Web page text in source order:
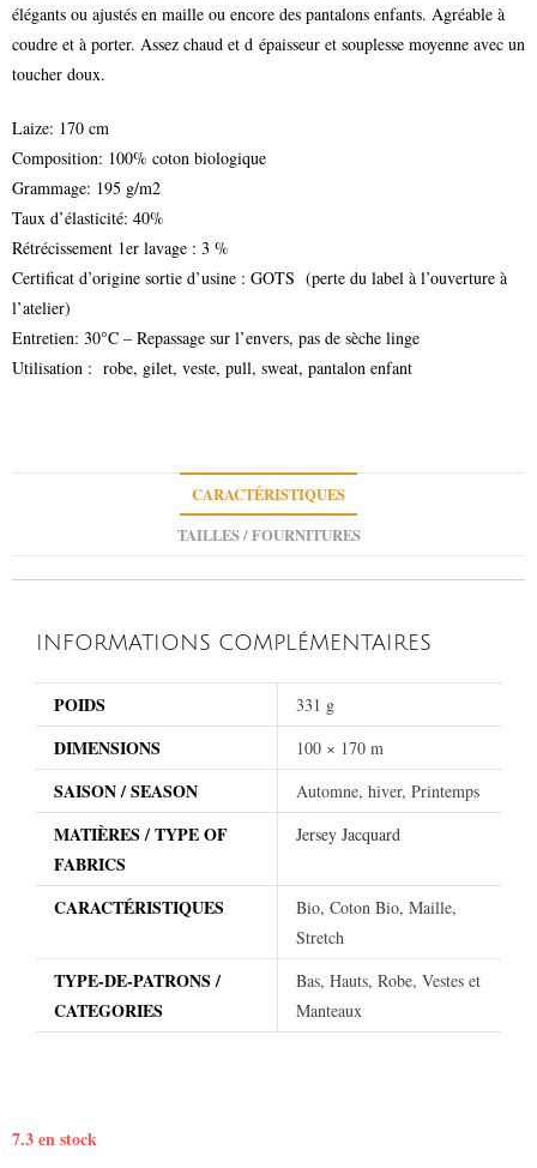
élégants ou ajustés en maille ou encore des pantalons enfants. Agréable à
coudre et à porter. Assez chaud et d épaisseur et souplesse moyenne avec un
toucher doux.
Laize: 170 cm
Composition: 100% coton biologique
Grammage: 195 g/m2
Taux d’élasticité: 40%
Rétrécissement 1er lavage : 3 %
Certificat d’origine sortie d’usine : GOTS (perte du label à l’ouverture à
l’atelier)
Entretien: 30°C – Repassage sur l’envers, pas de sèche linge
Utilisation : robe, gilet, veste, pull, sweat, pantalon enfant
CARACTÉRISTIQUES
TAILLES / FOURNITURES
INFORMATIONS COMPLÉMENTAIRES
POIDS 331 g
DIMENSIONS 100 × 170 m
SAISON / SEASON Automne, hiver, Printemps
MATIÈRES / TYPE OF
FABRICS
Jersey Jacquard
CARACTÉRISTIQUES
Bio, Coton Bio, Maille,
Stretch
TYPE-DE-PATRONS /
CATEGORIES
Bas, Hauts, Robe, Vestes et
Manteaux
7.3 en stock